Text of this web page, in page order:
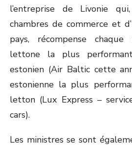
l’entreprise de Livonie
chambres de commerce et
pays, récompense chaque
lettone la plus
estonien (Air Baltic cette
estonienne la plus
letton (Lux Express –
cars).
Les ministres se sont